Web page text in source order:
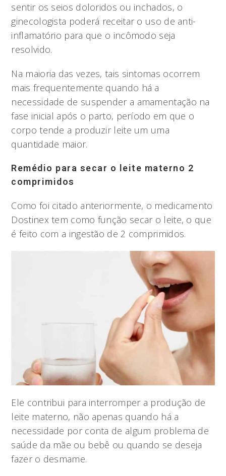
sentir os seios doloridos ou inchados, o
ginecologista poderá receitar o uso de anti-
inflamatório para que o incômodo seja
resolvido.
Na maioria das vezes, tais sintomas ocorrem
mais frequentemente quando há a
necessidade de suspender a amamentação na
fase inicial após o parto, período em que o
corpo tende a produzir leite um uma
quantidade maior.
Remédio para secar o leite materno 2
comprimidos
Como foi citado anteriormente, o medicamento
Dostinex tem como função secar o leite, o que
é feito com a ingestão de 2 comprimidos.
Ele contribui para interromper a produção de
leite materno, não apenas quando há a
necessidade por conta de algum problema de
saúde da mãe ou bebê ou quando se deseja
fazer o desmame.